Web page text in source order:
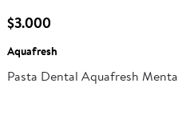
$3.000
Aquafresh
Pasta Dental Aquafresh Menta